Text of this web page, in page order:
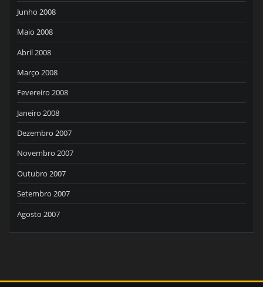
Junho 2008
Maio 2008
Abril 2008
Março 2008
Fevereiro 2008
Janeiro 2008
Dezembro 2007
Novembro 2007
Outubro 2007
Setembro 2007
Agosto 2007